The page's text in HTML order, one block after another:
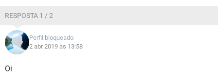
RESPOSTA 1 / 2
Perfil bloqueado
2 abr 2019 às 13:58
Oi